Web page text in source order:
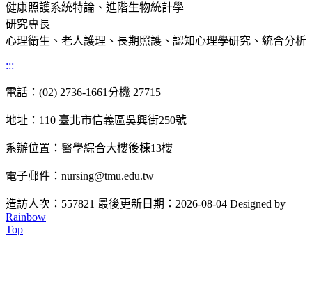
健康照護系統特論、進階生物統計學
研究專長
心理衛生、老人護理、長期照護、認知心理學研究、統合分析
:::
電話：(02) 2736-1661分機 27715
地址：110 臺北市信義區吳興街250號
系辦位置：醫學綜合大樓後棟13樓
電子郵件：nursing@tmu.edu.tw
造訪人次：557821 最後更新日期：2026-08-04 Designed by
Rainbow
Top